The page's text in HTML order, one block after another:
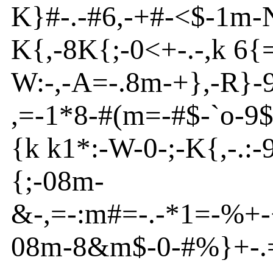
K}#-.-#6,-+#-<$-1m-
K{,-8K{;-0<+-.-,k 6{
W:-,-A=-.8m-+},-R}-
,=-1*8-#(m=-#$-`o-9$
{k k1*:-W-0-;-K{,-.:-
{;-08m-
&-,=-:m#=-.-*1=-%+-
08m-8&m$-0-#%}+-